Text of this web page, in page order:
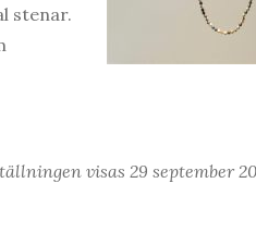
stenar.
visas 29 september